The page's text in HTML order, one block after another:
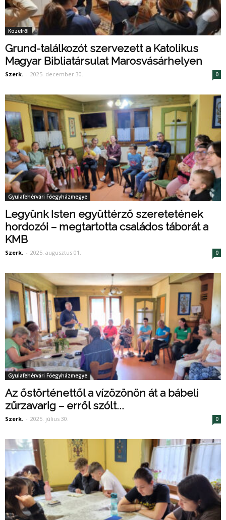
Közelről
Grund-találkozót szervezett a Katolikus
Magyar Bibliatársulat Marosvásárhelyen
Szerk. - 2025. december 30. 0
Gyulafehérvári Főegyházmegye
Legyünk Isten együttérző szeretetének
hordozói – megtartotta családos táborát a
KMB
Szerk. - 2025. augusztus 01. 0
Gyulafehérvári Főegyházmegye
Az őstörténettől a vízözönön át a bábeli
zűrzavarig – erről szólt...
Szerk. - 2025. július 30. 0